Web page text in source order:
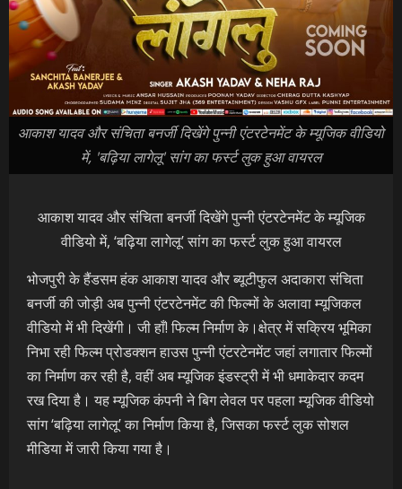
आकाश यादव और संचिता बनर्जी दिखेंगे पुन्नी एंटरटेनमेंट के म्यूजिक वीडियो
में, 'बढ़िया लागेलू' सांग का फर्स्ट लुक हुआ वायरल
आकाश यादव और संचिता बनर्जी दिखेंगे पुन्नी एंटरटेनमेंट के म्यूजिक
वीडियो में, ‘बढ़िया लागेलू’ सांग का फर्स्ट लुक हुआ वायरल
भोजपुरी के हैंडसम हंक आकाश यादव और ब्यूटीफुल अदाकारा संचिता
बनर्जी की जोड़ी अब पुन्नी एंटरटेनमेंट की फिल्मों के अलावा म्यूजिकल
वीडियो में भी दिखेंगी। जी हाँ! फिल्म निर्माण के।क्षेत्र में सक्रिय भूमिका
निभा रही फिल्म प्रोडक्शन हाउस पुन्नी एंटरटेनमेंट जहां लगातार फिल्मों
का निर्माण कर रही है, वहीं अब म्यूजिक इंडस्ट्री में भी धमाकेदार कदम
रख दिया है। यह म्यूजिक कंपनी ने बिग लेवल पर पहला म्यूजिक वीडियो
सांग ‘बढ़िया लागेलू’ का निर्माण किया है, जिसका फर्स्ट लुक सोशल
मीडिया में जारी किया गया है।